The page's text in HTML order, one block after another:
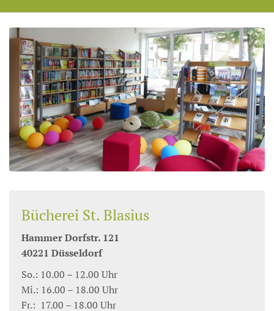
Bücherei St. Blasius
Hammer Dorfstr. 121
40221 Düsseldorf
So.: 10.00 – 12.00 Uhr
Mi.: 16.00 – 18.00 Uhr
Fr.: 17.00 – 18.00 Uhr